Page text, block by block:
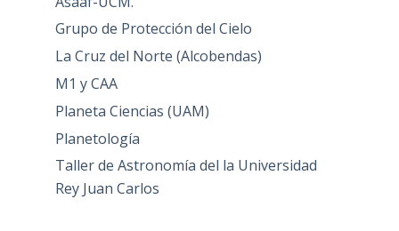
Grupo de Protección del Cielo
La Cruz del Norte (Alcobendas)
M1 y CAA
Planeta Ciencias (UAM)
Planetología
Taller de Astronomía del la Universidad
Rey Juan Carlos